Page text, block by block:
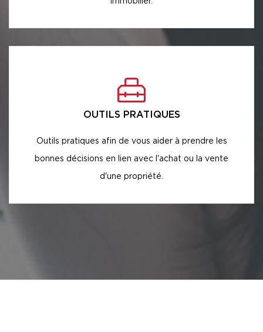
OUTILS PRATIQUES
Outils pratiques afin de vous aider à prendre les
bonnes décisions en lien avec l'achat ou la vente
d'une propriété.